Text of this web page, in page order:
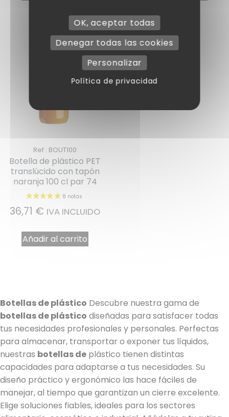
Ref : BOUT100
Botella de plástico PET
translúcido con tapón
naranja 100 cl par 74
36,71 € IVA INCLUIDO
Añadir al carrito
Botellas de plástico Descubre nuestra gama de
botellas de plástico diseñadas para satisfacer todas
tus necesidades profesionales y personales. Perfectas
para almacenar, transportar o exponer tus líquidos,
nuestras botellas de plástico tienen distintas
capacidades para adaptarse a tus necesidades. Su
diseño práctico y ergonómico las hace fáciles de
manejar, al tiempo que garantizan un cierre excelente.
Elige soluciones fiables, ideales para los sectores
OK, aceptar todas
Denegar todas las cookies
Personalizar
Política de privacidad